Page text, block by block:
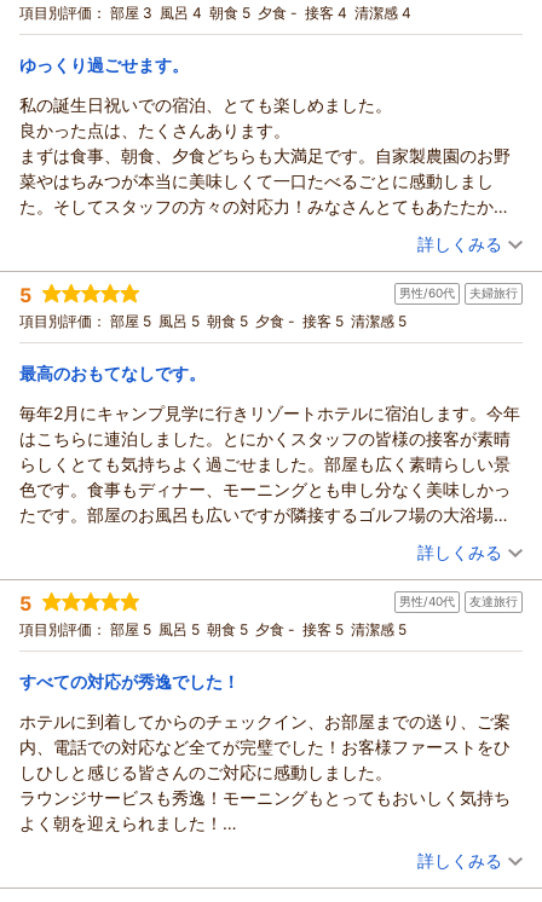
項目別評価： 部屋 3 風呂 4 朝食 5 夕食 - 接客 4 清潔感 4
ゆっくり過ごせます。
私の誕生日祝いでの宿泊、とても楽しめました。
良かった点は、たくさんあります。
まずは食事、朝食、夕食どちらも大満足です。自家製農園のお野
菜やはちみつが本当に美味しくて一口たべるごとに感動しまし
た。そしてスタッフの方々の対応力！みなさんとてもあたたかい
おもてなしで最初から最後までお世話になりっぱなしでした。ま
たサービスもとてもよかったです。海に行くとき用のタオルの貸
出があるのはもちろん、お部屋にも多めにセットされていまし
た。外出後にシャワーを浴びれました。最近はとても暑いのでお
水のサービスが大変助かりました。お部屋に事前にあるお水と、
クーラボックスに入れて渡され、帰り道用にも用意してください
ました。コンビニで飲み物を買うのを忘れてきてしまったのです
が、帰りには余るくらいたくさんいただきました。
お部屋はクラシックな感じでしたが、清掃はきちんとされており
清潔感がありました。
個人的に残念と思ったことは、クーラーがないことです。いわゆ
なものだけでした。私たち夫婦は暑がりなので、ふつうくらいの
方は気にならないかもしれませんが。。。
宿泊に関してはとても満足して、年齢制限があることはもちろん
のこと施設自体もとても充実していて、ゆっくり過ごすことがで
たのが後悔です。また泊まりたいと思っていますし、他のグルー
プホテルにも興味がわきました。
本当に楽しかったです。ありがとうございました。
（投稿日：2026/07/31）
宿泊時期： 2026年07月宿泊 (夫婦旅行)
投稿者： ちさん(女性/30代)
宿泊プラン： 【ATTA Stay】大人のスローライフ・バカンス（朝食付・クラ
ブサービス付）
ツイン 朝のみ
宿泊価格帯： 30,001円以上(大人一人あたり/税込)
詳しくみる
5 男性/60代 夫婦旅行
項目別評価： 部屋 5 風呂 5 朝食 5 夕食 - 接客 5 清潔感 5
最高のおもてなしです。
毎年2月にキャンプ見学に行きリゾートホテルに宿泊します。今年
はこちらに連泊しました。とにかくスタッフの皆様の接客が素晴
らしくとても気持ちよく過ごせました。部屋も広く素晴らしい景
色です。食事もディナー、モーニングとも申し分なく美味しかっ
たです。部屋のお風呂も広いですが隣接するゴルフ場の大浴場も
利用しました。またリピートしたくなるホテルでした。（投稿日：2026/03/10）
宿泊時期： 2026年02月宿泊 (夫婦旅行)
投稿者： ジュンさん
宿泊プラン： 【じゃらん限定・連泊・ディナー1回付】アッタの自然を五感
で味わう美食コースディナー”Essence”
ツイン 朝のみ
宿泊価格帯： 30,001円以上(大人一人あたり/税込)
詳しくみる
5 男性/40代 友達旅行
項目別評価： 部屋 5 風呂 5 朝食 5 夕食 - 接客 5 清潔感 5
すべての対応が秀逸でした！
ホテルに到着してからのチェックイン、お部屋までの送り、ご案
内、電話での対応など全てが完璧でした！お客様ファーストをひ
しひしと感じる皆さんのご対応に感動しました。
ラウンジサービスも秀逸！モーニングもとってもおいしく気持ち
よく朝を迎えられました！
ゴルフプレーもあったのでレイトチェックアウトでしたが、最後
（投稿日：2026/02/02）
宿泊時期： 2026年01月宿泊 (友達旅行)
詳しくみる